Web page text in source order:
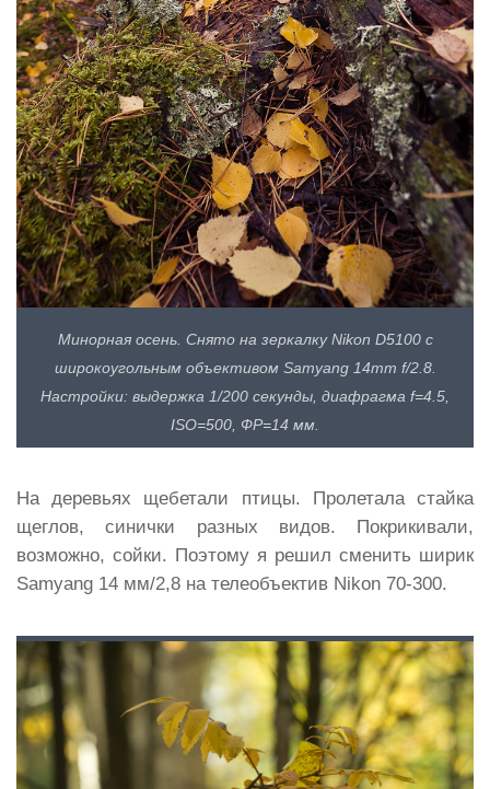
Минорная осень. Снято на зеркалку Nikon D5100 с
широкоугольным объективом Samyang 14mm f/2.8.
Настройки: выдержка 1/200 секунды, диафрагма f=4.5,
ISO=500, ФР=14 мм.
На деревьях щебетали птицы. Пролетала стайка
щеглов, синички разных видов. Покрикивали,
возможно, сойки. Поэтому я решил сменить ширик
Samyang 14 мм/2,8 на телеобъектив Nikon 70-300.